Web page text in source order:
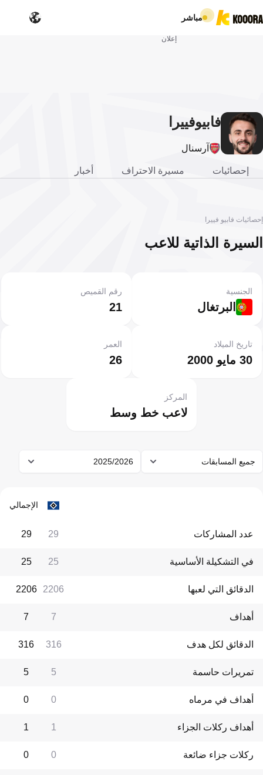
مباشر
إعلان
فابيوفييرا
آرسنال
إحصائيات مسيرة الاحتراف أخبار
إحصائيات فابيو فييرا
السيرة الذاتية للاعب
البرتغال
الجنسية
21
رقم القميص
30 مايو 2000
تاريخ الميلاد
26
العمر
لاعب خط وسط
المركز
جميع المسابقات 2025/2026
الإجمالي
عدد المشاركات 29
29
في التشكيلة الأساسية 25
25
الدقائق التي لعبها 2206
2206
أهداف 7
7
الدقائق لكل هدف 316
316
تمريرات حاسمة 5
5
أهداف في مرماه 0
0
أهداف ركلات الجزاء 1
1
ركلات جزاء ضائعة 0
0